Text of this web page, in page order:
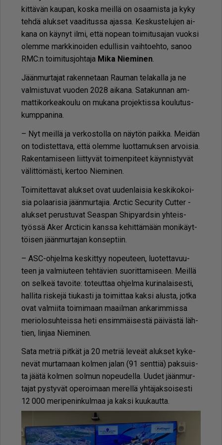
kit­tä­vän kau­pan, kos­ka meil­lä on osaa­mis­ta ja kyky
teh­dä aluk­set vaa­di­tus­sa ajas­sa. Kes­kus­te­lu­jen ai­
ka­na on käy­nyt il­mi, et­tä no­pe­an toi­mi­tu­sa­jan vuok­si
olem­me mark­ki­noi­den edul­li­sin vaih­to­eh­to, sa­noo
RMC:n toi­mi­tus­joh­ta­ja Mika Nie­mi­nen.
Jään­mur­ta­jat ra­ken­ne­taan Rau­man te­la­kal­la ja ne
val­mis­tu­vat vuo­den 2028 ai­ka­na. Sa­ta­kun­nan am­
mat­ti­kor­ke­a­kou­lu on mu­ka­na pro­jek­tis­sa kou­lu­tus­
kump­pa­ni­na.
– Nyt meil­lä ja ver­kos­tol­la on näy­tön paik­ka. Mei­dän
on to­dis­tet­ta­va, et­tä olem­me luot­ta­muk­sen ar­voi­sia.
Ra­ken­ta­mi­seen liit­ty­vät toi­men­pi­teet käyn­nis­ty­vät
vä­lit­tö­mäs­ti, ker­too Nie­mi­nen.
Toi­mi­tet­ta­vat aluk­set ovat uu­den­lai­sia kes­ki­ko­koi­
sia po­laa­ri­sia jään­mur­ta­jia. Arc­tic Se­cu­ri­ty Cut­ter -
aluk­set pe­rus­tu­vat Se­as­pan Shi­py­ard­sin yh­teis­
työs­sä Aker Arc­ti­cin kans­sa ke­hit­tä­mään mo­ni­käyt­
töi­sen jään­mur­ta­jan kon­sep­tiin.
– ASC-oh­jel­ma kes­kit­tyy no­peu­teen, luo­tet­ta­vuu­
teen ja val­miu­teen teh­tä­vien suo­rit­ta­mi­seen. Meil­lä
on sel­keä ta­voi­te: to­teut­taa oh­jel­ma ku­ri­na­lai­ses­ti,
hal­li­ta ris­ke­jä tiu­kas­ti ja toi­mit­taa kak­si alus­ta, jot­ka
ovat val­mii­ta toi­mi­maan maa­il­man an­ka­rim­mis­sa
me­ri­o­lo­suh­teis­sa heti en­sim­mäi­ses­tä päi­väs­tä läh­
tien, lin­jaa Nie­mi­nen.
Sata met­riä pit­kät ja 20 met­riä le­ve­ät aluk­set ky­ke­
ne­vät mur­ta­maan kol­men ja­lan (91 sent­tiä) pak­suis­
ta jää­tä kol­men sol­mun no­peu­del­la. Uu­det jään­mur­
ta­jat pys­ty­vät ope­roi­maan me­rel­lä yh­tä­jak­soi­ses­ti
12 000 me­ri­pe­nin­kul­maa ja kak­si kuu­kaut­ta.